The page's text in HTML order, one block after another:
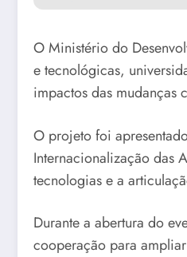
O Ministério do
e tecnológicas,
impactos das mudanças
O projeto foi
Internacionalização das
tecnologias e a
Durante a abertura do
cooperação para